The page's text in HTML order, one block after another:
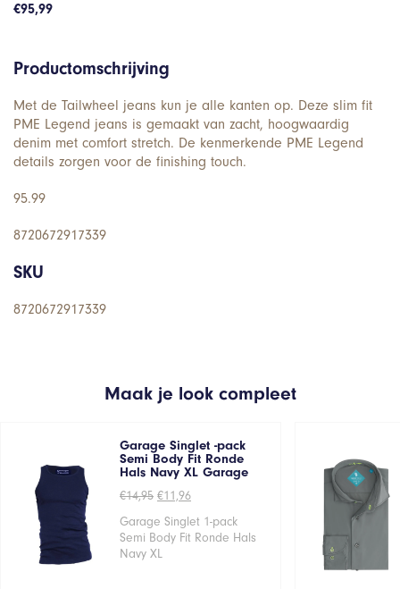
€95,99
Productomschrijving
Met de Tailwheel jeans kun je alle kanten op. Deze slim fit
PME Legend jeans is gemaakt van zacht, hoogwaardig
denim met comfort stretch. De kenmerkende PME Legend
details zorgen voor de finishing touch.
95.99
8720672917339
SKU
8720672917339
Maak je look compleet
Garage Singlet -pack
Semi Body Fit Ronde
Hals Navy XL Garage
€14,95 Oorspronkelijke
was:
€14,95.
€11,96Huidige
is:
€11,96.
Garage Singlet 1-pack
Semi Body Fit Ronde Hals
Navy XL